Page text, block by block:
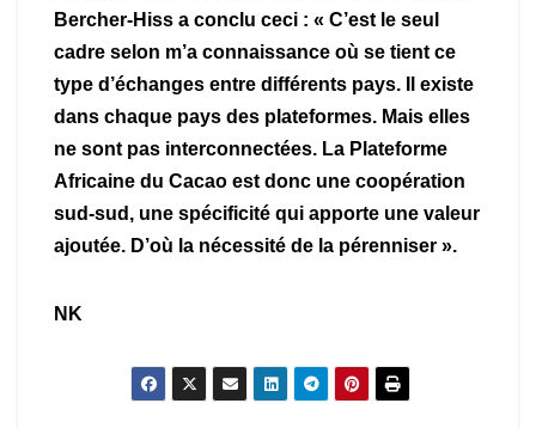
Bercher-Hiss a conclu ceci : « C’est le seul
cadre selon m’a connaissance où se tient ce
type d’échanges entre différents pays. Il existe
dans chaque pays des plateformes. Mais elles
ne sont pas interconnectées. La Plateforme
Africaine du Cacao est donc une coopération
sud-sud, une spécificité qui apporte une valeur
ajoutée. D’où la nécessité de la pérenniser ».
NK